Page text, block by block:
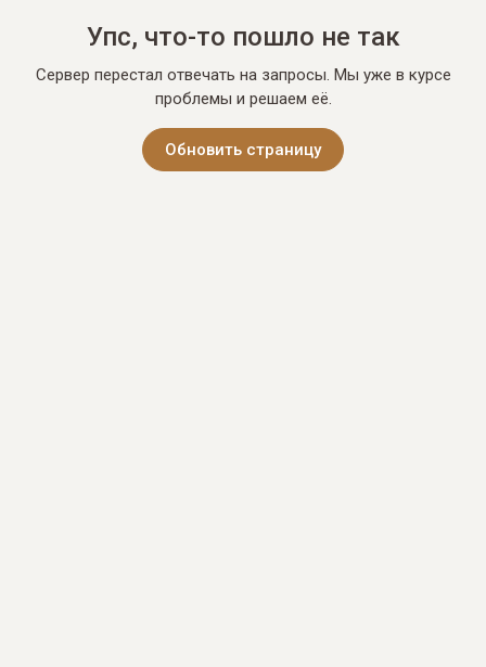
Упс, что-то пошло не так
Сервер перестал отвечать на запросы. Мы уже в курсе
проблемы и решаем её.
Обновить страницу